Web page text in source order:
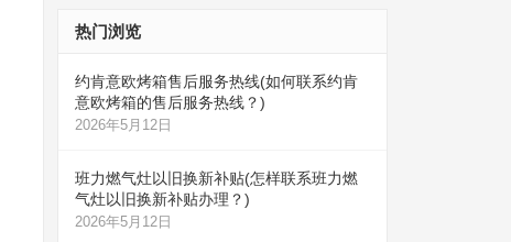
热门浏览
约肯意欧烤箱售后服务热线(如何联系约肯
意欧烤箱的售后服务热线？)
2026年5月12日
班力燃气灶以旧换新补贴(怎样联系班力燃
气灶以旧换新补贴办理？)
2026年5月12日